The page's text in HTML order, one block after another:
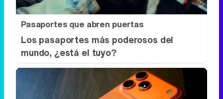
Pasaportes que abren puertas
Los pasaportes más poderosos del
mundo, ¿está el tuyo?